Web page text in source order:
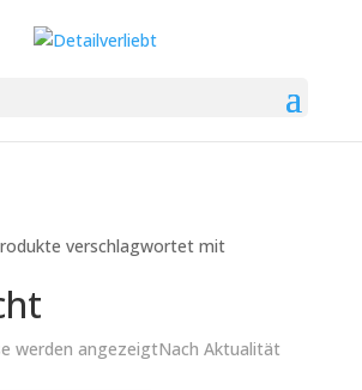
verschlagwortet mit
werden angezeigtNach Aktualität